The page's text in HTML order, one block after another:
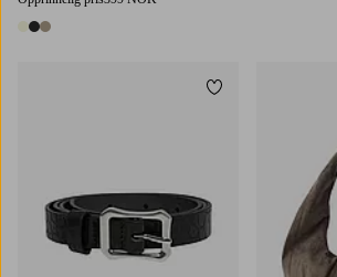
3 farger
Legg til favoritter